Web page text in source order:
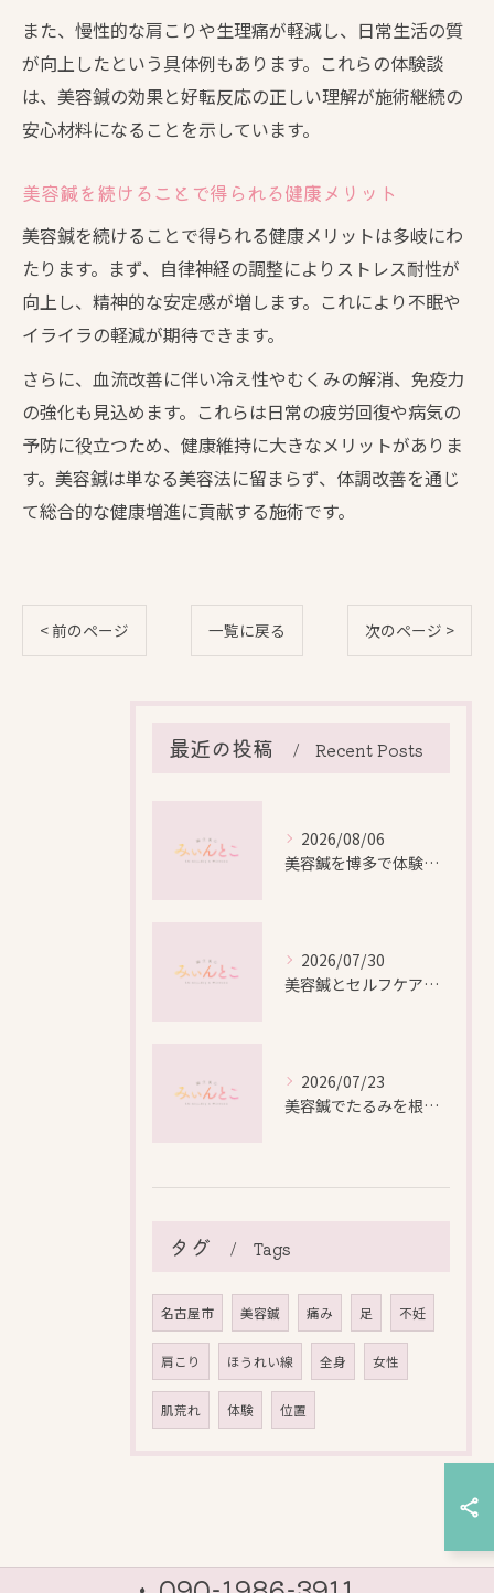
また、慢性的な肩こりや生理痛が軽減し、日常生活の質
が向上したという具体例もあります。これらの体験談
は、美容鍼の効果と好転反応の正しい理解が施術継続の
安心材料になることを示しています。
美容鍼を続けることで得られる健康メリット
美容鍼を続けることで得られる健康メリットは多岐にわ
たります。まず、自律神経の調整によりストレス耐性が
向上し、精神的な安定感が増します。これにより不眠や
イライラの軽減が期待できます。
さらに、血流改善に伴い冷え性やむくみの解消、免疫力
の強化も見込めます。これらは日常の疲労回復や病気の
予防に役立つため、健康維持に大きなメリットがありま
す。美容鍼は単なる美容法に留まらず、体調改善を通じ
て総合的な健康増進に貢献する施術です。
< 前のページ 一覧に戻る 次のページ >
最近の投稿 Recent Posts
2026/08/06
美容鍼を博多で体験する際の効果や安全性と料金比較徹底ガイド
2026/07/30
美容鍼とセルフケアで叶える愛知県名古屋市北区米が瀬町の新しい美しさ
2026/07/23
美容鍼でたるみを根本から改善し自然なリフトアップを叶える方法
タグ Tags
名古屋市 美容鍼 痛み 足 不妊
肩こり ほうれい線 全身 女性
肌荒れ 体験 位置